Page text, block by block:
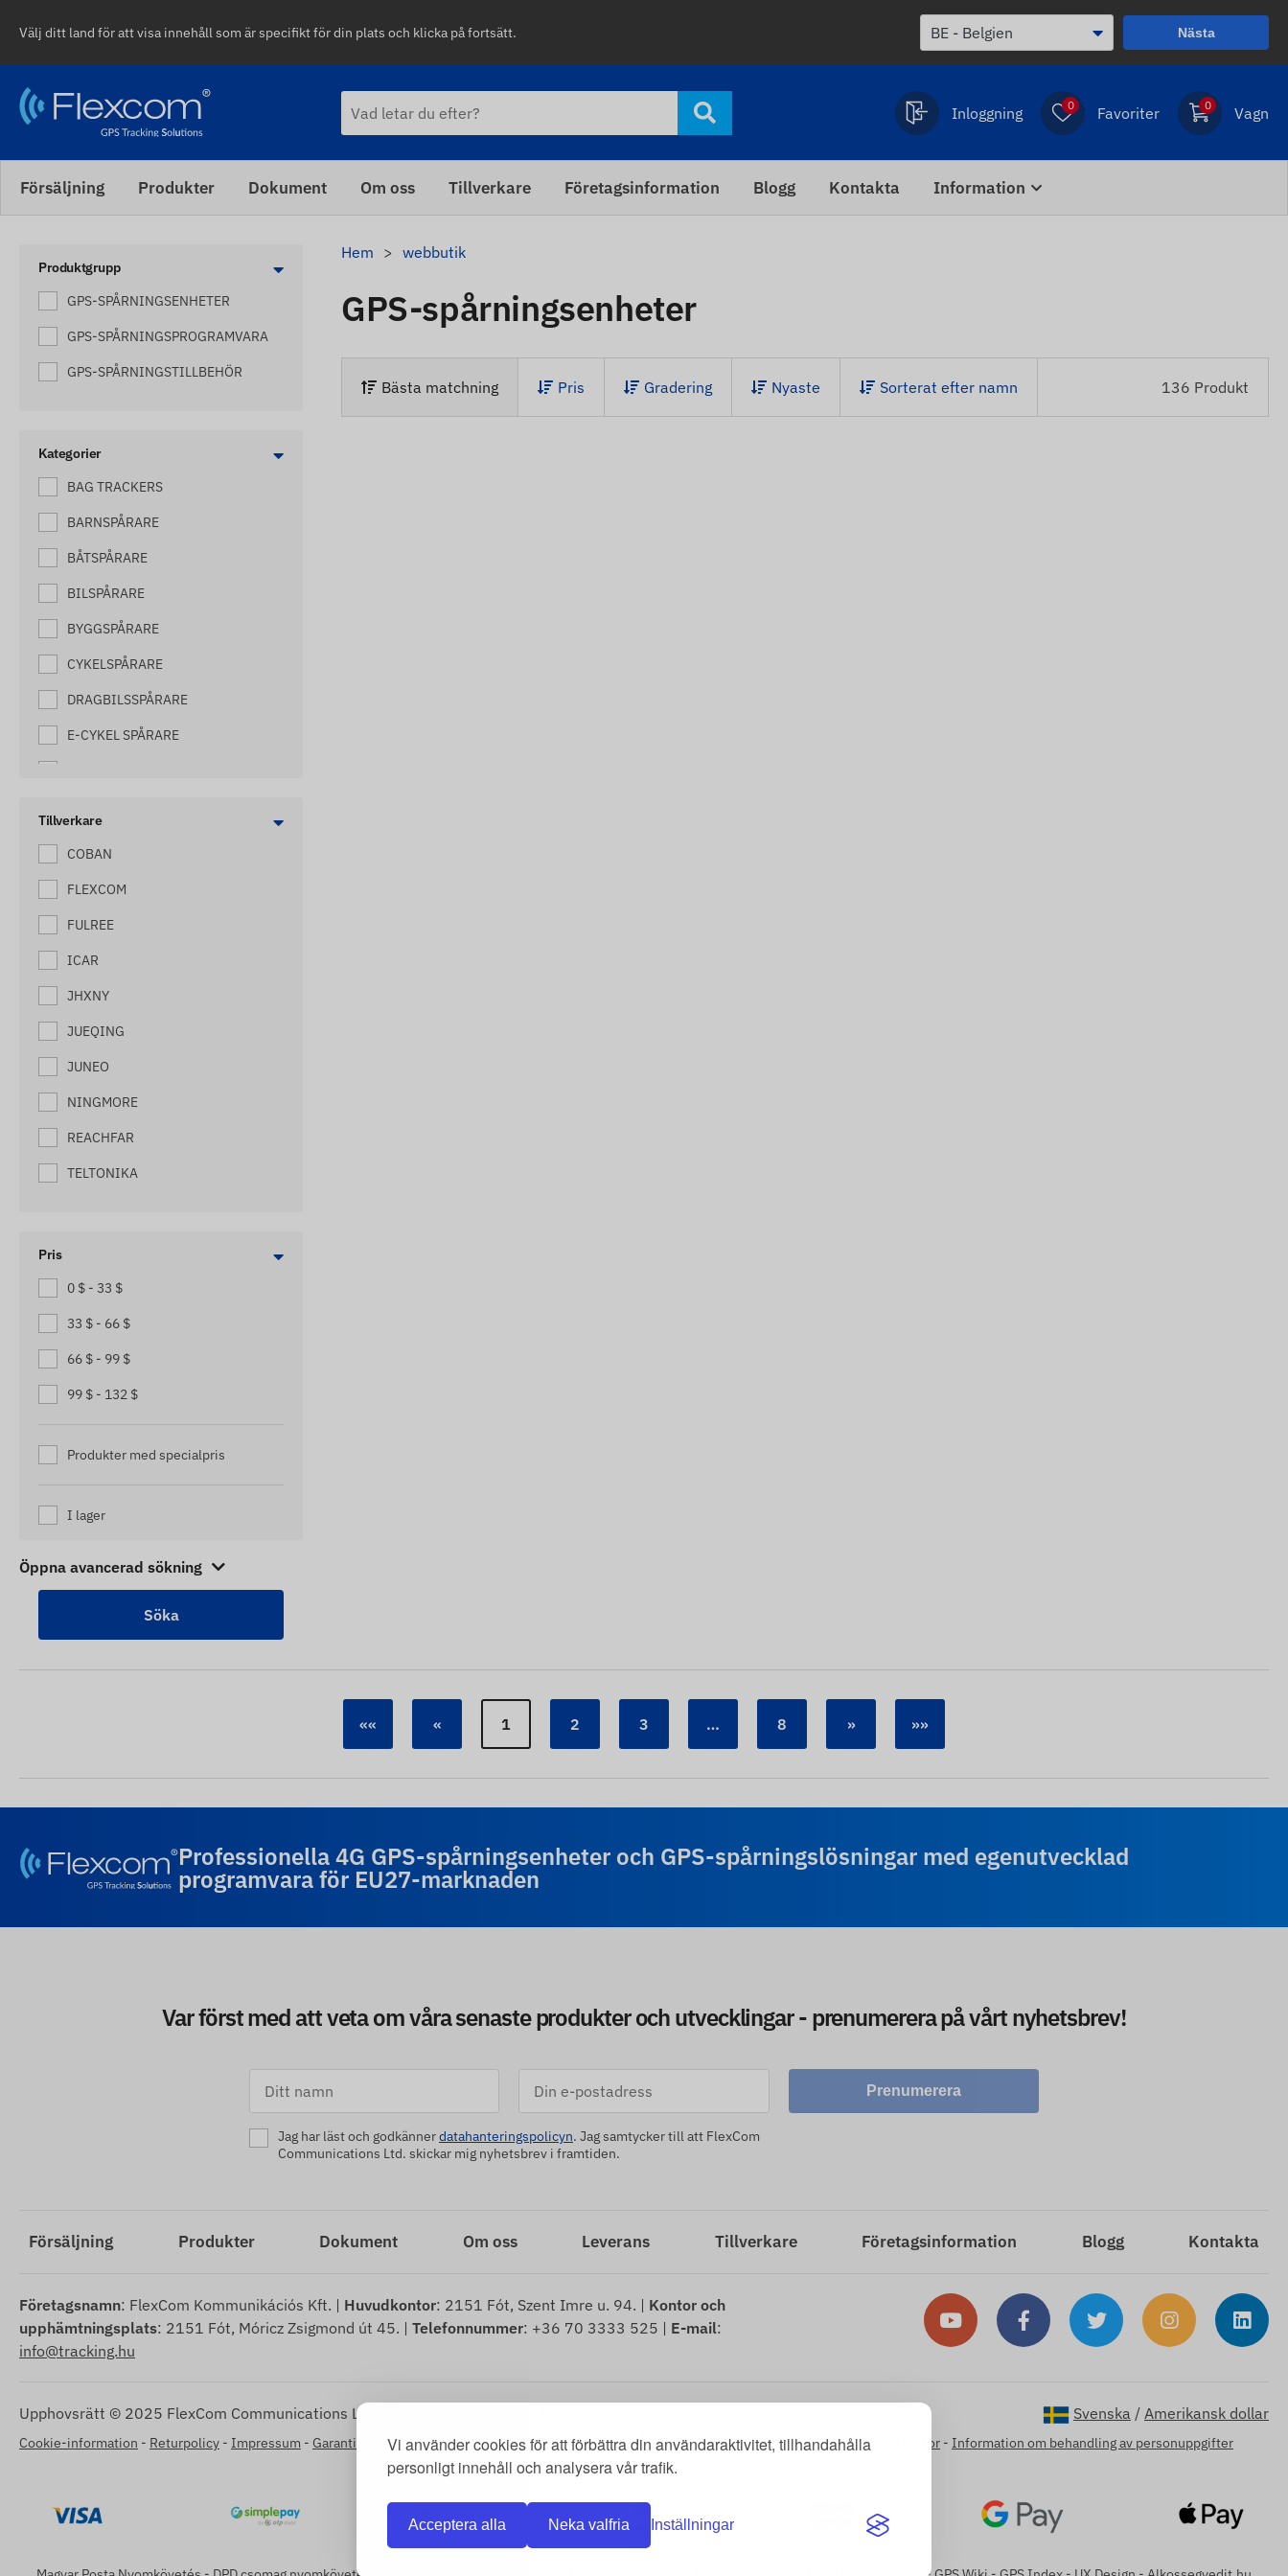
Vi använder cookies för att förbättra din användaraktivitet, tillhandahålla
personligt innehåll och analysera vår trafik.
Acceptera alla Neka valfria Inställningar
Välj ditt land för att visa innehåll som är specifikt för din plats och klicka på fortsätt. Nästa
Inloggning 0 Favoriter 0 Vagn
Försäljning Produkter Dokument Om oss Tillverkare Företagsinformation Blogg Kontakta Information
Produktgrupp
GPS-SPÅRNINGSENHETER
GPS-SPÅRNINGSPROGRAMVARA
GPS-SPÅRNINGSTILLBEHÖR
Kategorier
BAG TRACKERS
BARNSPÅRARE
BÅTSPÅRARE
BILSPÅRARE
BYGGSPÅRARE
CYKELSPÅRARE
DRAGBILSSPÅRARE
E-CYKEL SPÅRARE
HUSVAGNAR
SPÅRNINGSENHETER FÖR
LASTBILAR
Tillverkare
COBAN
FLEXCOM
FULREE
ICAR
JHXNY
JUEQING
JUNEO
NINGMORE
REACHFAR
TELTONIKA
Pris
0 $ - 33 $
33 $ - 66 $
66 $ - 99 $
99 $ - 132 $
Produkter med specialpris
I lager
Öppna avancerad sökning
Hem webbutik
GPS-spårningsenheter
Bästa matchning Pris Gradering Nyaste Sorterat efter namn 136 Produkt
«« « 1 2 3 … 8 » »»
Professionella 4G GPS-spårningsenheter och GPS-spårningslösningar med egenutvecklad
programvara för EU27-marknaden
Var först med att veta om våra senaste produkter och utvecklingar - prenumerera på vårt nyhetsbrev!
Prenumerera
Jag har läst och godkännerdatahanteringspolicyn. Jag samtycker till att FlexCom
Communications Ltd. skickar mig nyhetsbrev i framtiden.
Försäljning Produkter Dokument Om oss Leverans Tillverkare Företagsinformation Blogg Kontakta
Företagsnamn: FlexCom Kommunikációs Kft. | Huvudkontor: 2151 Fót, Szent Imre u. 94. | Kontor och
upphämtningsplats: 2151 Fót, Móricz Zsigmond út 45. | Telefonnummer: +36 70 3333 525 | E-mail:
info@tracking.hu
Upphovsrätt © 2025 FlexCom Communications Ltd., Alla rättigheter förbehållna. Svenska / Amerikansk dollar
Cookie-information - Returpolicy - Impressum - Garanti och reklamationsrätt-Mall för ångerblankett -Ångerrätt-Leveransinformation-Allmänna villkor - Information om behandling av personuppgifter